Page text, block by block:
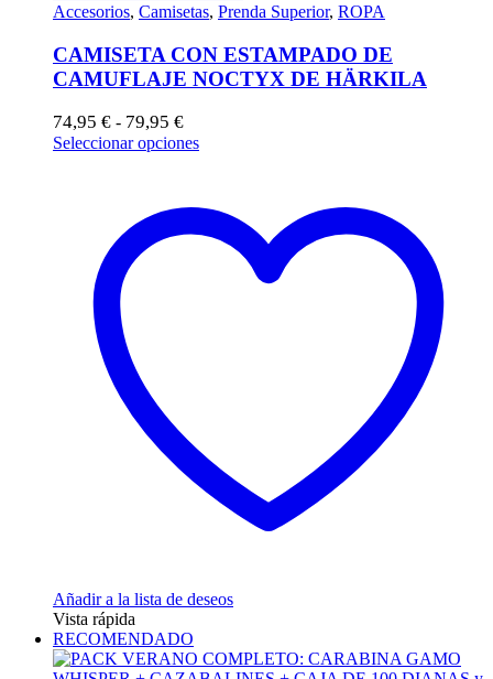
Accesorios, Camisetas, Prenda Superior, ROPA
CAMISETA CON ESTAMPADO DE
CAMUFLAJE NOCTYX DE HÄRKILA
74,95 € - 79,95 €
de
79,95 €
Seleccionar opcionesEste
variantes.
Las
opciones
Añadir a la lista de deseos
Vista rápida
RECOMENDADO